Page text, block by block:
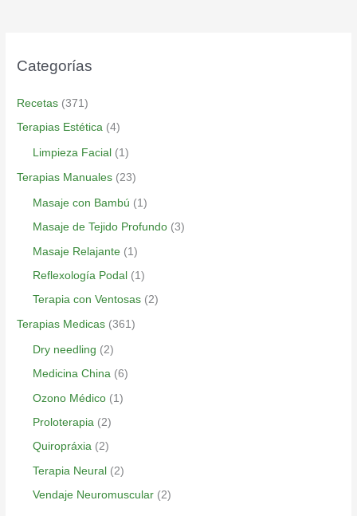
Categorías
Recetas (371)
Terapias Estética (4)
Limpieza Facial (1)
Terapias Manuales (23)
Masaje con Bambú (1)
Masaje de Tejido Profundo (3)
Masaje Relajante (1)
Reflexología Podal (1)
Terapia con Ventosas (2)
Terapias Medicas (361)
Dry needling (2)
Medicina China (6)
Ozono Médico (1)
Proloterapia (2)
Quiropráxia (2)
Terapia Neural (2)
Vendaje Neuromuscular (2)